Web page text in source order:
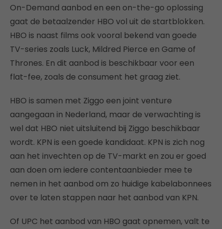
On-Demand aanbod en een on-the-go oplossing
gaat de betaalzender HBO vol uit de startblokken.
HBO is naast films ook vooral bekend van goede
TV-series zoals Luck, Mildred Pierce en Game of
Thrones. En dit aanbod is beschikbaar voor een
flat-fee, zoals de consument het graag ziet.
HBO is samen met Ziggo een joint venture
aangegaan in Nederland, maar de verwachting is
wel dat HBO niet uitsluitend bij Ziggo beschikbaar
wordt. KPN is een goede kandidaat. KPN is zich nog
aan het invechten op de TV-markt en zou er goed
aan doen om iedere contentaanbieder mee te
nemen in het aanbod om zo huidige kabelabonnees
over te laten stappen naar het aanbod van KPN.
Of UPC het aanbod van HBO gaat opnemen, valt te